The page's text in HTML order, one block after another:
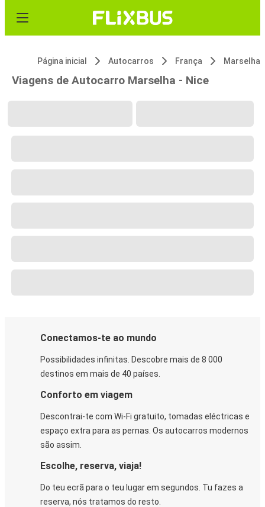
Página inicial Autocarros França Marselha
Viagens de Autocarro Marselha - Nice
Conectamos-te ao mundo
Possibilidades infinitas. Descobre mais de 8 000
destinos em mais de 40 países.
Conforto em viagem
Descontrai-te com Wi-Fi gratuito, tomadas eléctricas e
espaço extra para as pernas. Os autocarros modernos
são assim.
Escolhe, reserva, viaja!
Do teu ecrã para o teu lugar em segundos. Tu fazes a
reserva, nós tratamos do resto.